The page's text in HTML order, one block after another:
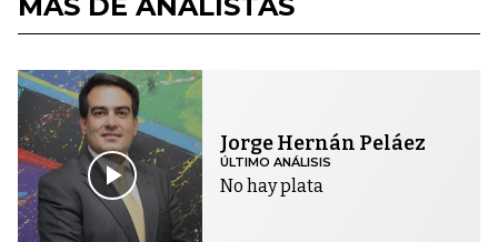
Jorge Hernán Peláez
ÚLTIMO ANÁLISIS
No hay plata